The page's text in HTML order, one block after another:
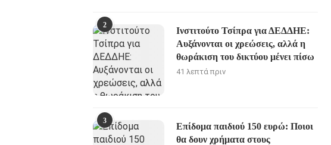
2
Ινστιτούτο Τσίπρα για ΔΕΔΔΗΕ:
Αυξάνονται οι χρεώσεις, αλλά η
θωράκιση του δικτύου μένει πίσω
41 λεπτά πριν
3
Επίδομα παιδιού 150 ευρώ: Ποιοι
θα δουν χρήματα στους